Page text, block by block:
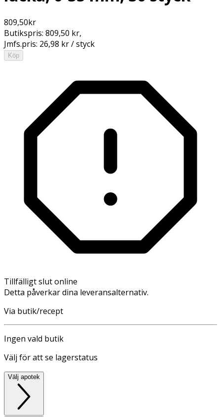
809,50kr
Butikspris: 809,50 kr,
Jmfs.pris: 26,98 kr / styck
Köp
Tillfälligt slut online
Detta påverkar dina leveransalternativ.
Via butik/recept
Ingen vald butik
Välj för att se lagerstatus
Välj apotek